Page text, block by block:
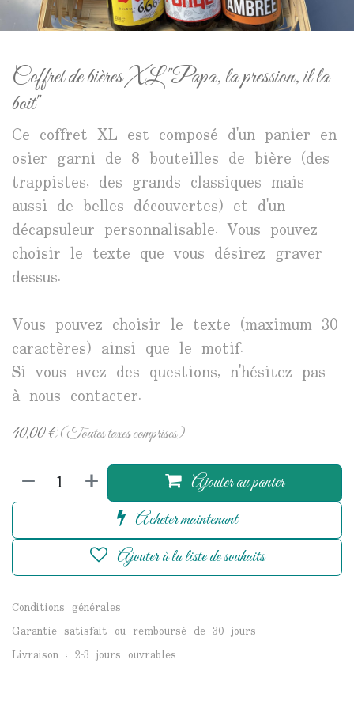
Coffret de bières XL "Papa, la pression, il la
boit"
Ce coffret XL est composé d'un panier en
osier garni de 8 bouteilles de bière (des
trappistes, des grands classiques mais
aussi de belles découvertes) et d'un
décapsuleur personnalisable. Vous pouvez
choisir le texte que vous désirez graver
dessus.
Vous pouvez choisir le texte (maximum 30
caractères) ainsi que le motif.
Si vous avez des questions, n'hésitez pas
à nous contacter.
40,00€(Toutes taxes comprises)
Ajouter au panier
Acheter maintenant
Ajouter à la liste de souhaits
Conditions générales
Garantie satisfait ou remboursé de 30 jours
Livraison : 2-3 jours ouvrables